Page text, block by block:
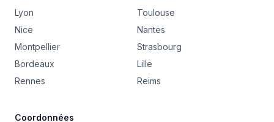
Lyon
Toulouse
Nice
Nantes
Montpellier
Strasbourg
Bordeaux
Lille
Rennes
Reims
Coordonnées